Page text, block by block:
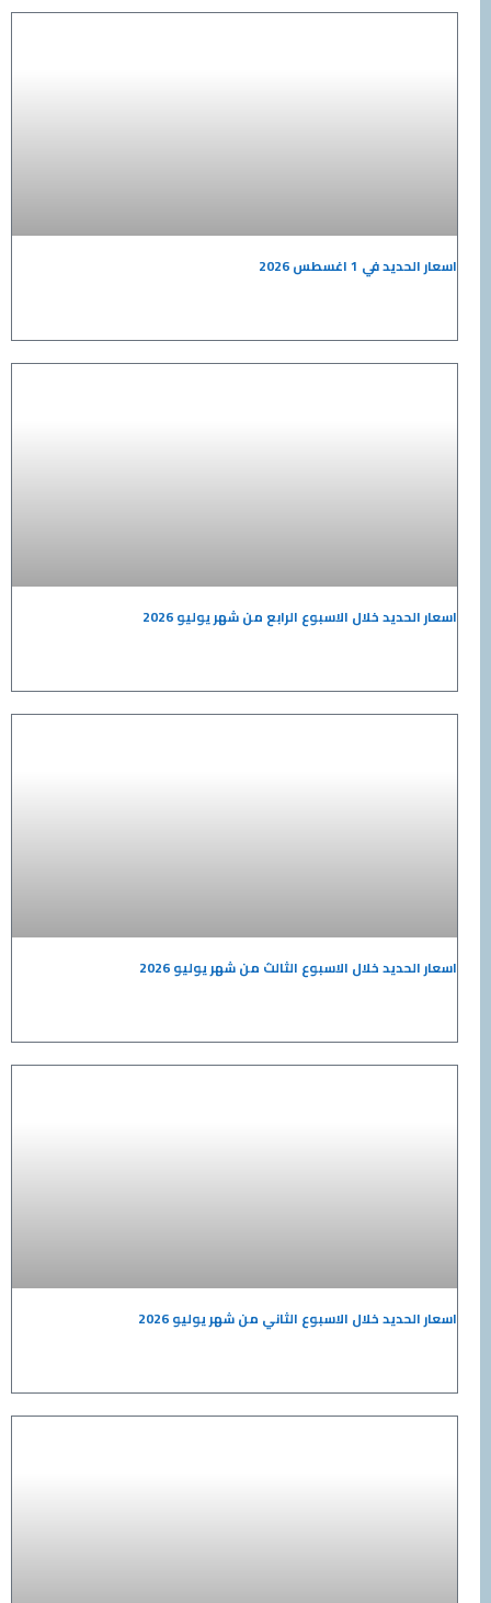
اسعار الحديد في 1 اغسطس 2026
اسعار الحديد خلال الاسبوع الرابع من شهر يوليو 2026
اسعار الحديد خلال الاسبوع الثالث من شهر يوليو 2026
اسعار الحديد خلال الاسبوع الثاني من شهر يوليو 2026